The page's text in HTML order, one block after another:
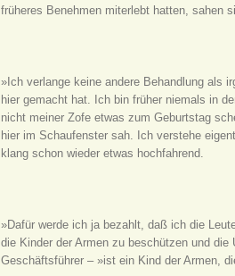
früheres Benehmen miterlebt hatten, sahen
»Ich verlange keine andere Behandlung als
hier gemacht hat. Ich bin früher niemals in
nicht meiner Zofe etwas zum Geburtstag
hier im Schaufenster sah. Ich verstehe
klang schon wieder etwas hochfahrend.
»Dafür werde ich ja bezahlt, daß ich die
die Kinder der Armen zu beschützen und
Geschäftsführer – »ist ein Kind der Armen,